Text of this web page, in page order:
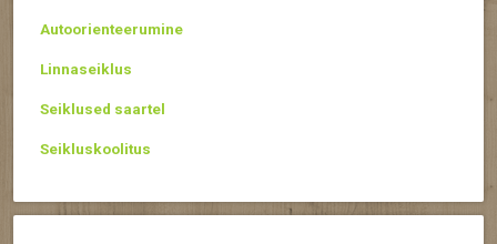
Autoorienteerumine
Linnaseiklus
Seiklused saartel
Seikluskoolitus